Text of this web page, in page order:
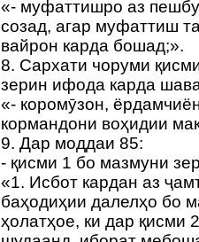
«- муфаттишро аз
созад, агар муфаттиш
вайрон карда бошад;».
8. Сархати чоруми
зерин ифода карда
«- коромӯзон,
кормандони воҳидии
9. Дар моддаи 85:
- қисми 1 бо мазмуни
«1. Исбот кардан аз
баҳодиҳии далелҳо бо
ҳолатҳое, ки дар қисми